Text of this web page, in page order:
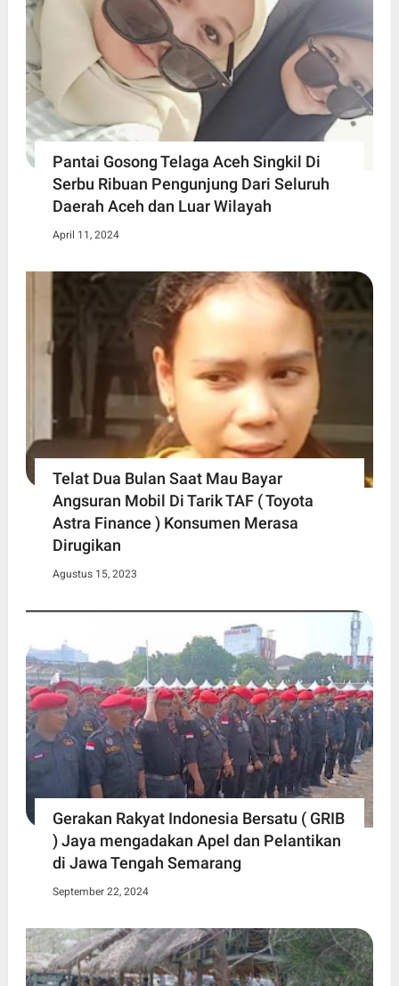
Pantai Gosong Telaga Aceh Singkil Di
Serbu Ribuan Pengunjung Dari Seluruh
Daerah Aceh dan Luar Wilayah
April 11, 2024
Telat Dua Bulan Saat Mau Bayar
Angsuran Mobil Di Tarik TAF ( Toyota
Astra Finance ) Konsumen Merasa
Dirugikan
Agustus 15, 2023
Gerakan Rakyat Indonesia Bersatu ( GRIB
) Jaya mengadakan Apel dan Pelantikan
di Jawa Tengah Semarang
September 22, 2024